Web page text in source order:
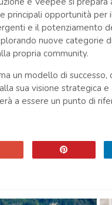
principali opportunità per
e il potenziamento
nuove categorie
propria community.
un modello di successo,
sua visione strategica
a essere un punto di